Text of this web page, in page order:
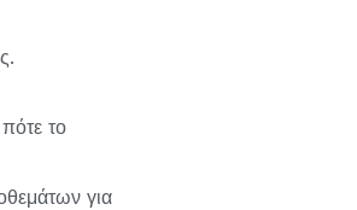
το
για